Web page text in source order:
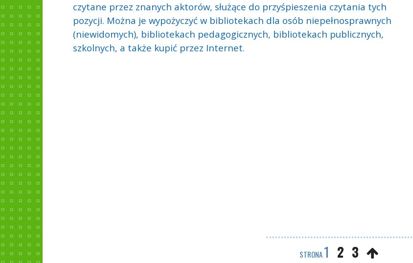
czytane przez znanych aktorów, służące do przyśpieszenia czytania tych
pozycji. Można je wypożyczyć w bibliotekach dla osób niepełnosprawnych
(niewidomych), bibliotekach pedagogicznych, bibliotekach publicznych,
szkolnych, a także kupić przez Internet.
STRONA1 2 3